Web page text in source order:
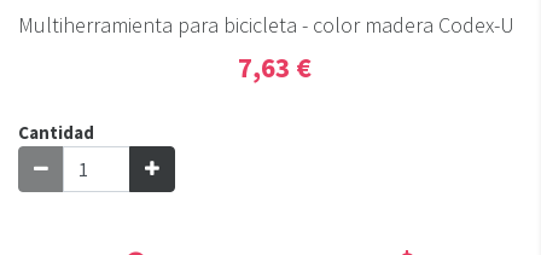
Multiherramienta para bicicleta - color madera Codex-U
7,63 €
Cantidad